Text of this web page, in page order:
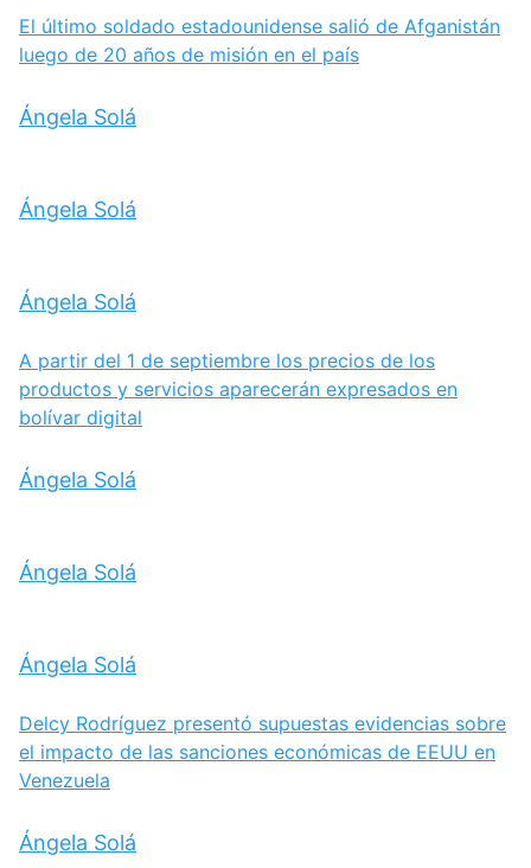
El último soldado estadounidense salió de Afganistán
luego de 20 años de misión en el país
Ángela Solá
Ángela Solá
Ángela Solá
A partir del 1 de septiembre los precios de los
productos y servicios aparecerán expresados en
bolívar digital
Ángela Solá
Ángela Solá
Ángela Solá
Delcy Rodríguez presentó supuestas evidencias sobre
el impacto de las sanciones económicas de EEUU en
Venezuela
Ángela Solá